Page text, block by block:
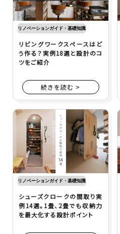
リノベーションガイド・基礎知識
リビングワークスペースはど
う作る？実例18選と設計のコ
ツをご紹介
続きを読む >
リノベーションガイド・基礎知識
シューズクロークの間取り実
例14選。1畳、2畳でも収納力
を最大化する設計ポイント